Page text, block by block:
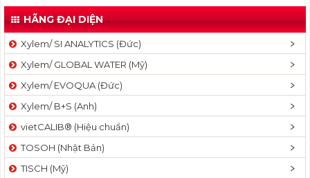
HÃNG ĐẠI DIỆN
Xylem/ SI ANALYTICS (Đức)
Xylem/ GLOBAL WATER (Mỹ)
Xylem/ EVOQUA (Đức)
Xylem/ B+S (Anh)
vietCALIB® (Hiệu chuẩn)
TOSOH (Nhật Bản)
TISCH (Mỹ)